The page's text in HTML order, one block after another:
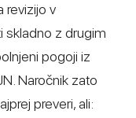
revizijo v
skladno z drugim
pogoji iz
Naročnik zato
preveri, ali: